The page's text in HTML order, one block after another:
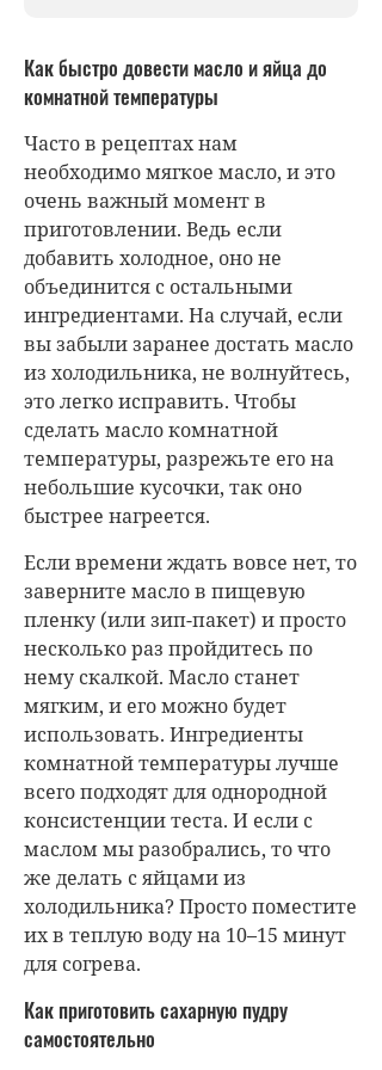
Как быстро довести масло и яйца до
комнатной температуры
Часто в рецептах нам
необходимо мягкое масло, и это
очень важный момент в
приготовлении. Ведь если
добавить холодное, оно не
объединится с остальными
ингредиентами. На случай, если
вы забыли заранее достать масло
из холодильника, не волнуйтесь,
это легко исправить. Чтобы
сделать масло комнатной
температуры, разрежьте его на
небольшие кусочки, так оно
быстрее нагреется.
Если времени ждать вовсе нет, то
заверните масло в пищевую
пленку (или зип-пакет) и просто
несколько раз пройдитесь по
нему скалкой. Масло станет
мягким, и его можно будет
использовать. Ингредиенты
комнатной температуры лучше
всего подходят для однородной
консистенции теста. И если с
маслом мы разобрались, то что
же делать с яйцами из
холодильника? Просто поместите
их в теплую воду на 10–15 минут
для согрева.
Как приготовить сахарную пудру
самостоятельно